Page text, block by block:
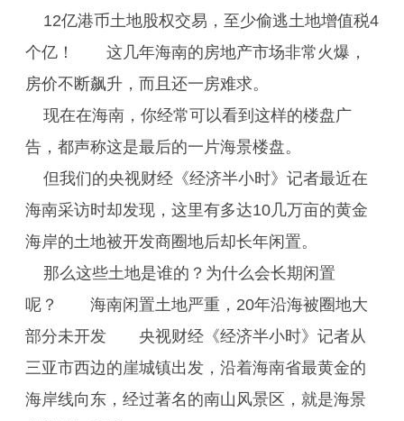
12亿港币土地股权交易，至少偷逃土地增值税4
个亿！ 这几年海南的房地产市场非常火爆，
房价不断飙升，而且还一房难求。
现在在海南，你经常可以看到这样的楼盘广
告，都声称这是最后的一片海景楼盘。
但我们的央视财经《经济半小时》记者最近在
海南采访时却发现，这里有多达10几万亩的黄金
海岸的土地被开发商圈地后却长年闲置。
那么这些土地是谁的？为什么会长期闲置
呢？ 海南闲置土地严重，20年沿海被圈地大
部分未开发 央视财经《经济半小时》记者从
三亚市西边的崖城镇出发，沿着海南省最黄金的
海岸线向东，经过著名的南山风景区，就是海景